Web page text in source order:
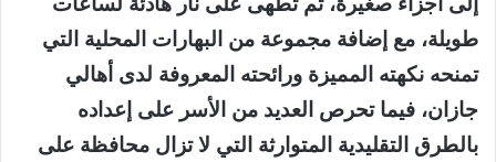
طويلة، مع إضافة مجموعة من البهارات المحلية التي
تمنحه نكهته المميزة ورائحته المعروفة لدى أهالي
جازان، فيما تحرص العديد من الأسر على إعداده
بالطرق التقليدية المتوارثة التي لا تزال محافظة على